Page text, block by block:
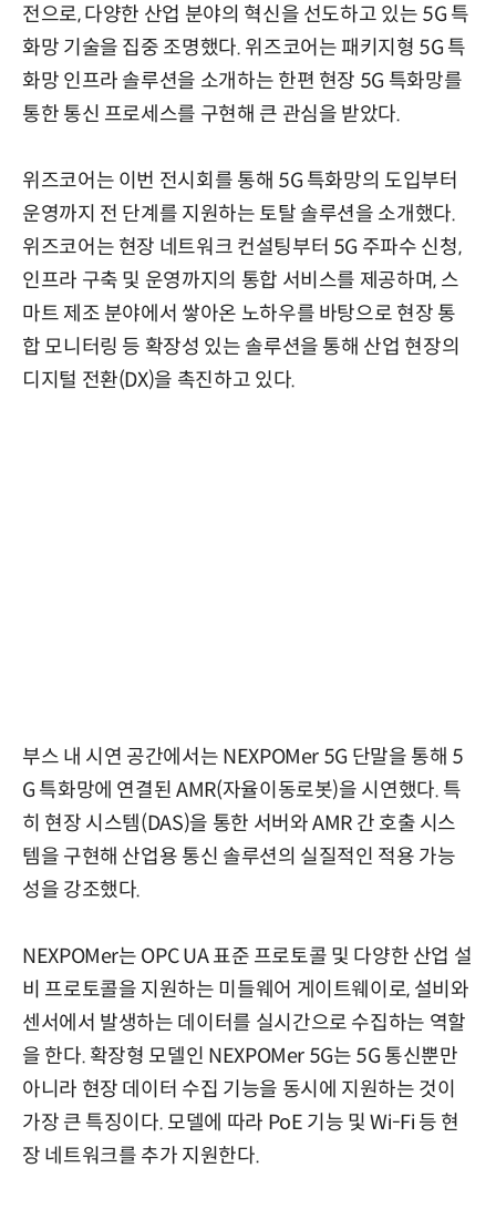
전으로, 다양한 산업 분야의 혁신을 선도하고 있는 5G 특
화망 기술을 집중 조명했다. 위즈코어는 패키지형 5G 특
화망 인프라 솔루션을 소개하는 한편 현장 5G 특화망를
통한 통신 프로세스를 구현해 큰 관심을 받았다.
위즈코어는 이번 전시회를 통해 5G 특화망의 도입부터
운영까지 전 단계를 지원하는 토탈 솔루션을 소개했다.
위즈코어는 현장 네트워크 컨설팅부터 5G 주파수 신청,
인프라 구축 및 운영까지의 통합 서비스를 제공하며, 스
마트 제조 분야에서 쌓아온 노하우를 바탕으로 현장 통
합 모니터링 등 확장성 있는 솔루션을 통해 산업 현장의
디지털 전환(DX)을 촉진하고 있다.
부스 내 시연 공간에서는 NEXPOMer 5G 단말을 통해 5
G 특화망에 연결된 AMR(자율이동로봇)을 시연했다. 특
히 현장 시스템(DAS)을 통한 서버와 AMR 간 호출 시스
템을 구현해 산업용 통신 솔루션의 실질적인 적용 가능
성을 강조했다.
NEXPOMer는 OPC UA 표준 프로토콜 및 다양한 산업 설
비 프로토콜을 지원하는 미들웨어 게이트웨이로, 설비와
센서에서 발생하는 데이터를 실시간으로 수집하는 역할
을 한다. 확장형 모델인 NEXPOMer 5G는 5G 통신뿐만
아니라 현장 데이터 수집 기능을 동시에 지원하는 것이
가장 큰 특징이다. 모델에 따라 PoE 기능 및 Wi-Fi 등 현
장 네트워크를 추가 지원한다.